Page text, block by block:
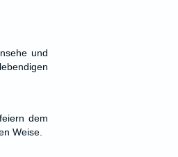
und
dem
Weise.